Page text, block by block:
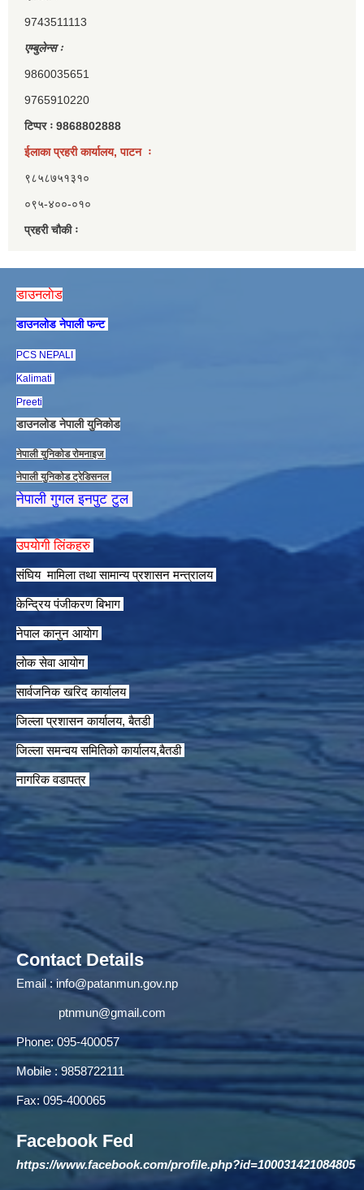
9743511113
एम्बुलेन्स ः
9860035651
9765910220
टिप्पर ः 9868802888
ईलाका प्रहरी कार्यालय, पाटन ः
९८५८७५१३१०
०९५-४००-०१०
प्रहरी चौकी ः
डाउनलाेड
डाउनलाेड नेपाली फन्ट
PCS NEPALI
Kalimati
Preeti
डाउनलाेड नेपाली युनिकाेड
नेपाली युनिकाेड राेमनाइज
नेपाली युनिकाेड ट्रेडिसनल
नेपाली गुगल इनपुट टुल
उपयाेगी लिंकहरु
संघिय मामिला तथा सामान्य प्रशासन मन्त्रालय
केन्द्रिय पंजीकरण बिभाग
नेपाल कानुन आयाेग
लाेक सेवा आयाेग
सार्वजनिक खरिद कार्यालय
जिल्ला प्रशासन कार्यालय, बैतडी
जिल्ला समन्वय समितिको कार्यालय,बैतडी
नागरिक वडापत्र
Contact Details
Email :info@patanmun.gov.np
ptnmun@gmail.com
Phone: 095-400057
Mobile : 9858722111
Fax: 095-400065
Facebook Fed
https://www.facebook.com/profile.php?id=100031421084805